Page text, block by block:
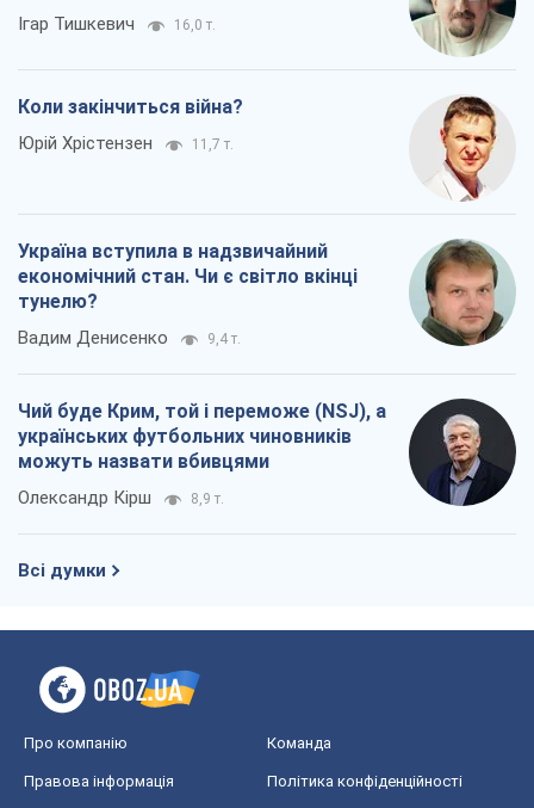
Ігар Тишкевич 16,0 т.
Коли закінчиться війна?
Юрій Хрістензен 11,7 т.
Україна вступила в надзвичайний
економічний стан. Чи є світло вкінці
тунелю?
Вадим Денисенко 9,4 т.
Чий буде Крим, той і переможе (NSJ), а
українських футбольних чиновників
можуть назвати вбивцями
Олександр Кірш 8,9 т.
Всі думки
Про компанію Команда
Правова інформація Політика конфіденційності